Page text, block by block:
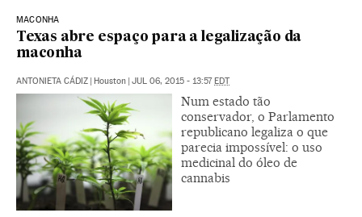
MACONHA
Texas abre espaço para a legalização da
maconha
ANTONIETA CÁDIZ | Houston | JUL 06, 2015 - 13:57EDT
Num estado tão
conservador, o Parlamento
republicano legaliza o que
parecia impossível: o uso
medicinal do óleo de
cannabis